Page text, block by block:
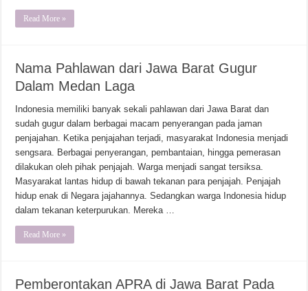
Read More »
Nama Pahlawan dari Jawa Barat Gugur
Dalam Medan Laga
Indonesia memiliki banyak sekali pahlawan dari Jawa Barat dan
sudah gugur dalam berbagai macam penyerangan pada jaman
penjajahan. Ketika penjajahan terjadi, masyarakat Indonesia menjadi
sengsara. Berbagai penyerangan, pembantaian, hingga pemerasan
dilakukan oleh pihak penjajah. Warga menjadi sangat tersiksa.
Masyarakat lantas hidup di bawah tekanan para penjajah. Penjajah
hidup enak di Negara jajahannya. Sedangkan warga Indonesia hidup
dalam tekanan keterpurukan. Mereka …
Read More »
Pemberontakan APRA di Jawa Barat Pada